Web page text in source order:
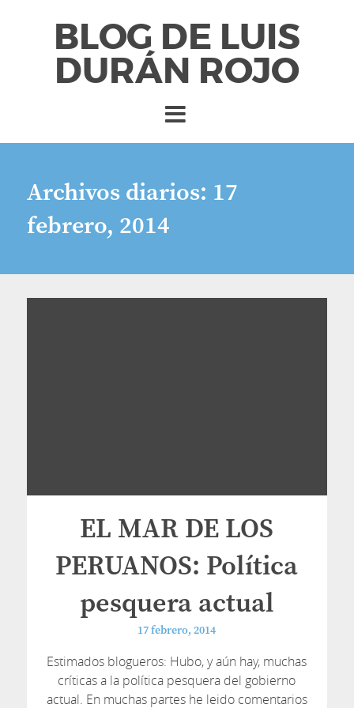
BLOG DE LUIS
DURÁN ROJO
Archivos diarios: 17
febrero, 2014
EL MAR DE LOS
PERUANOS: Política
pesquera actual
17 febrero, 2014
Estimados blogueros: Hubo, y aún hay, muchas
críticas a la política pesquera del gobierno
actual. En muchas partes he leido comentarios